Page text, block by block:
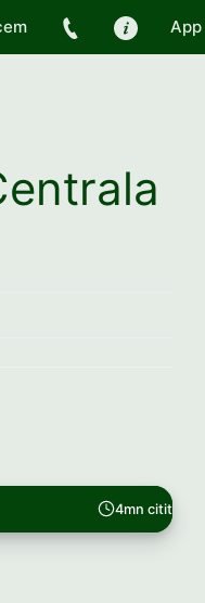
App
4mn citit